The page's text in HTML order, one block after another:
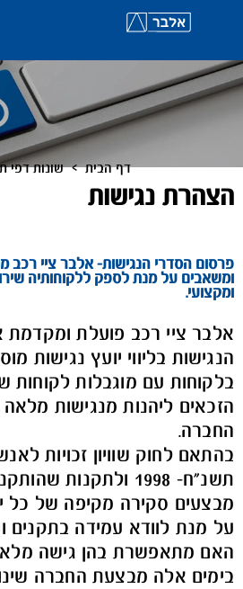
הצהרת נגישות
דף הבית > שונות דפי
פרסום הסדרי הנגישות- אלבר ציי
ומשאבים על מנת לספק ללקוחותיה
ומקצועי.
אלבר ציי רכב פועלת ומקדמת
הנגישות בליווי יועץ נגישות
בלקוחות עם מוגבלות לקוחות
הזכאים ליהנות מנגישות מלאה
החברה.
בהתאם לחוק שוויון זכויות
תשנ"ח- 1998 ולתקנות
מבצעים סקירה מקיפה של כל
על מנת לוודא עמידה בתקנים
האם מתאפשרת בהן גישה
בימים אלה מבצעת החברה